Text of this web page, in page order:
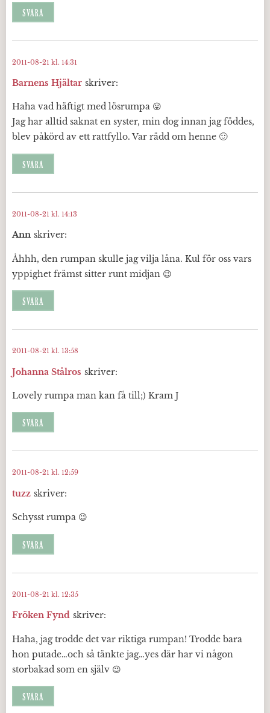
SVARA
Barnens Hjältar skriver:
2011-08-21 kl. 14:31
Haha vad häftigt med lösrumpa 😛
Jag har alltid saknat en syster, min dog innan jag föddes,
blev påkörd av ett rattfyllo. Var rädd om henne 🙂
SVARA
Ann skriver:
2011-08-21 kl. 14:13
Åhhh, den rumpan skulle jag vilja låna. Kul för oss vars
yppighet främst sitter runt midjan 😉
SVARA
Johanna Stålros skriver:
2011-08-21 kl. 13:58
Lovely rumpa man kan få till;) Kram J
SVARA
tuzz skriver:
2011-08-21 kl. 12:59
Schysst rumpa 😉
SVARA
Fröken Fynd skriver:
2011-08-21 kl. 12:35
Haha, jag trodde det var riktiga rumpan! Trodde bara
hon putade…och så tänkte jag…yes där har vi någon
storbakad som en själv 😉
SVARA